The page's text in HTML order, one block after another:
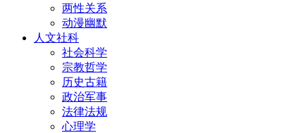
两性关系
动漫幽默
人文社科
社会科学
宗教哲学
历史古籍
政治军事
法律法规
心理学